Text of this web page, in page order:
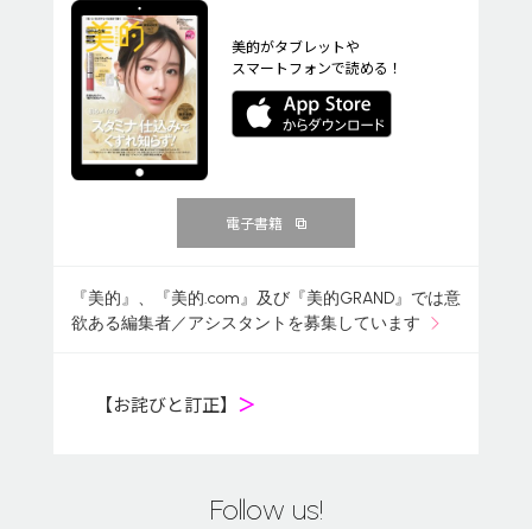
美的がタブレットや
スマートフォンで読める！
電子書籍
『美的』、『美的.com』及び『美的GRAND』では意
欲ある編集者／アシスタントを募集しています
【お詫びと訂正】 ＞
Follow us!